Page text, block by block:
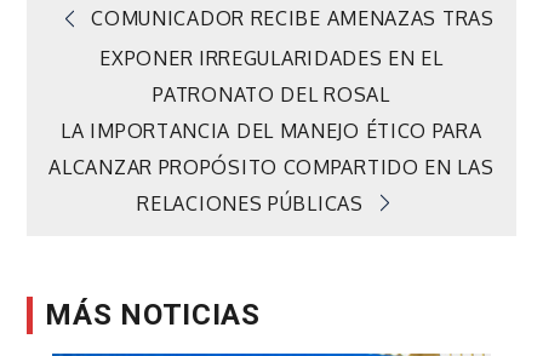
Navegación
entradas
COMUNICADOR RECIBE AMENAZAS TRAS
EXPONER IRREGULARIDADES EN EL
PATRONATO DEL ROSAL
LA IMPORTANCIA DEL MANEJO ÉTICO PARA
ALCANZAR PROPÓSITO COMPARTIDO EN LAS
RELACIONES PÚBLICAS
MÁS NOTICIAS